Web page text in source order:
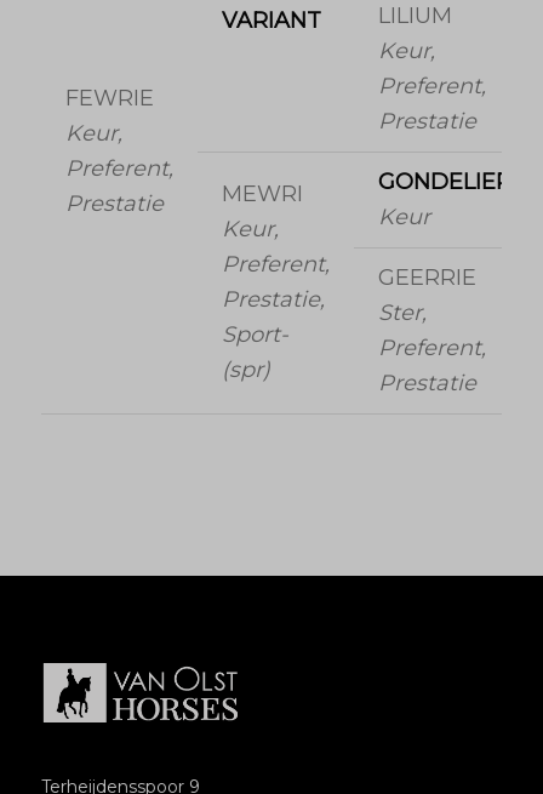
FEWRIE
Keur,
Preferent,
Prestatie
VARIANT
LILIUM
Keur,
Preferent,
Prestatie
MEWRI
Keur,
Preferent,
Prestatie,
Sport-
(spr)
GONDELIER
Keur
GEERRIE
Ster,
Preferent,
Prestatie
Terheijdensspoor 9